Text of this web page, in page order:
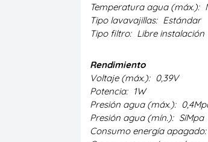
Temperatura agua (máx.):
Tipo lavavajillas: Estándar
Tipo filtro: Libre instalación
Rendimiento
Voltaje (máx.): 0,39V
Potencia: 1W
Presión agua (máx.):
Presión agua (mín.): SíMpa
Consumo energía apagado: